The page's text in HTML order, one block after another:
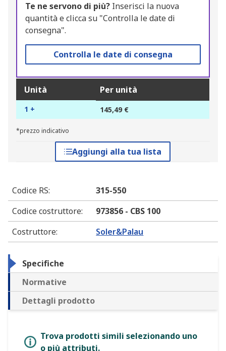
Te ne servono di più? Inserisci la nuova
quantità e clicca su "Controlla le date di
consegna".
Controlla le date di consegna
Unità Per unità
1 + 145,49 €
*prezzo indicativo
Aggiungi alla tua lista
Codice RS:
315-550
Codice costruttore:
973856 - CBS 100
Costruttore: Soler&Palau
Specifiche
Normative
Dettagli prodotto
Trova prodotti simili selezionando uno
o più attributi.